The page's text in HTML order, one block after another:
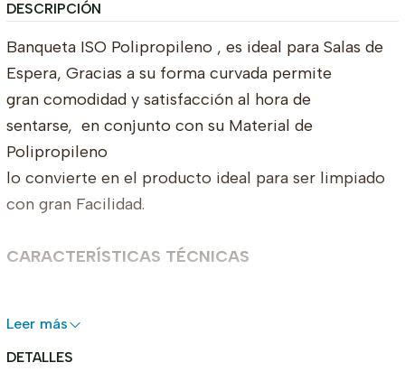
DESCRIPCIÓN
Banqueta ISO Polipropileno , es ideal para Salas de
Espera, Gracias a su forma curvada permite
gran comodidad y satisfacción al hora de
sentarse, en conjunto con su Material de
Polipropileno
lo convierte en el producto ideal para ser limpiado
con gran Facilidad.
CARACTERÍSTICAS TÉCNICAS
Estructura:
Pintura:Electrostática
Leer más
DETALLES